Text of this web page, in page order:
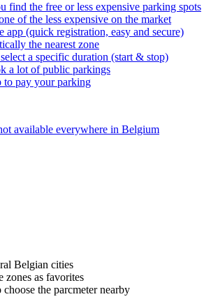
find the free or less expensive parking spots
of the less expensive on the market
app (quick registration, easy and secure)
the nearest zone
a specific duration (start & stop)
a lot of public parkings
to pay your parking
available everywhere in Belgium
Belgian cities
zones as favorites
the parcmeter nearby